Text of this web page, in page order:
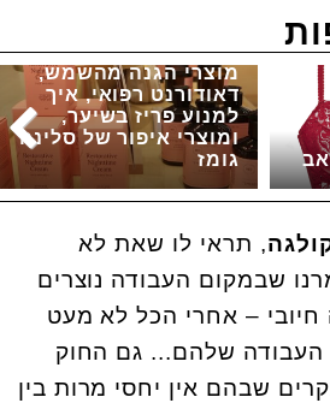
מוצרי הגנה מהשמש,
דאודורנט רפואי, איך
למנוע פריז בשיער,
ומוצרי איפור של סלינה
גומז
, תראי לו שאת לא
שבמקום העבודה נוצרים
חיובי – אחרי הכל לא מעט
העבודה שלהם... גם החוק
שבהם אין יחסי מרות בין